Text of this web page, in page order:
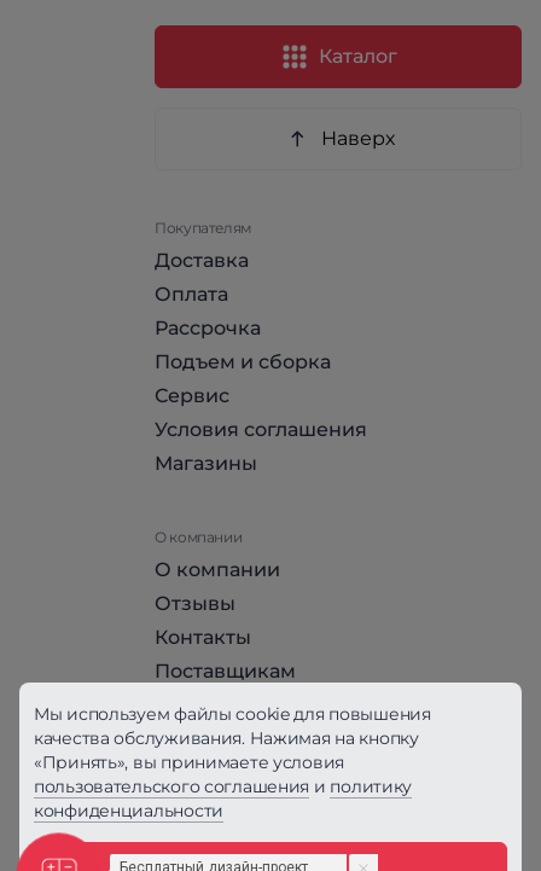
Каталог
Наверх
Покупателям
Доставка
Оплата
Рассрочка
Подъем и сборка
Сервис
Условия соглашения
Магазины
О компании
О компании
Отзывы
Контакты
Поставщикам
Стать партнером HomeHit
Политика конфиденциальности
Вся информация на сайте, за исключением
офертой, определяемой положениями ст. 437
Мы используем файлы cookie для повышения
качества обслуживания. Нажимая на кнопку
«Принять», вы принимаете условия
пользовательского соглашения и политику
конфиденциальности
Принять